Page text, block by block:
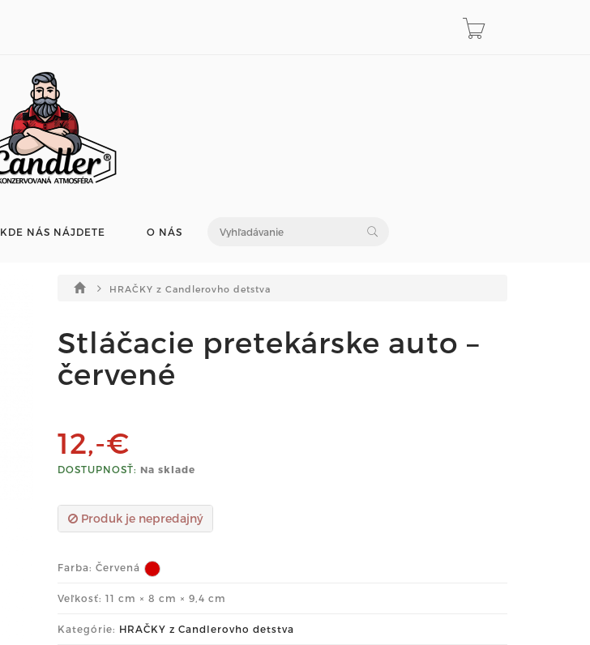
KDE NÁS NÁJDETE O NÁS
HRAČKY z Candlerovho detstva
Stláčacie pretekárske auto –
červené
12,-€
DOSTUPNOSŤ: Na sklade
Produk je nepredajný
Farba: Červená
Veľkosť: 11 cm × 8 cm × 9,4 cm
Kategórie: HRAČKY z Candlerovho detstva